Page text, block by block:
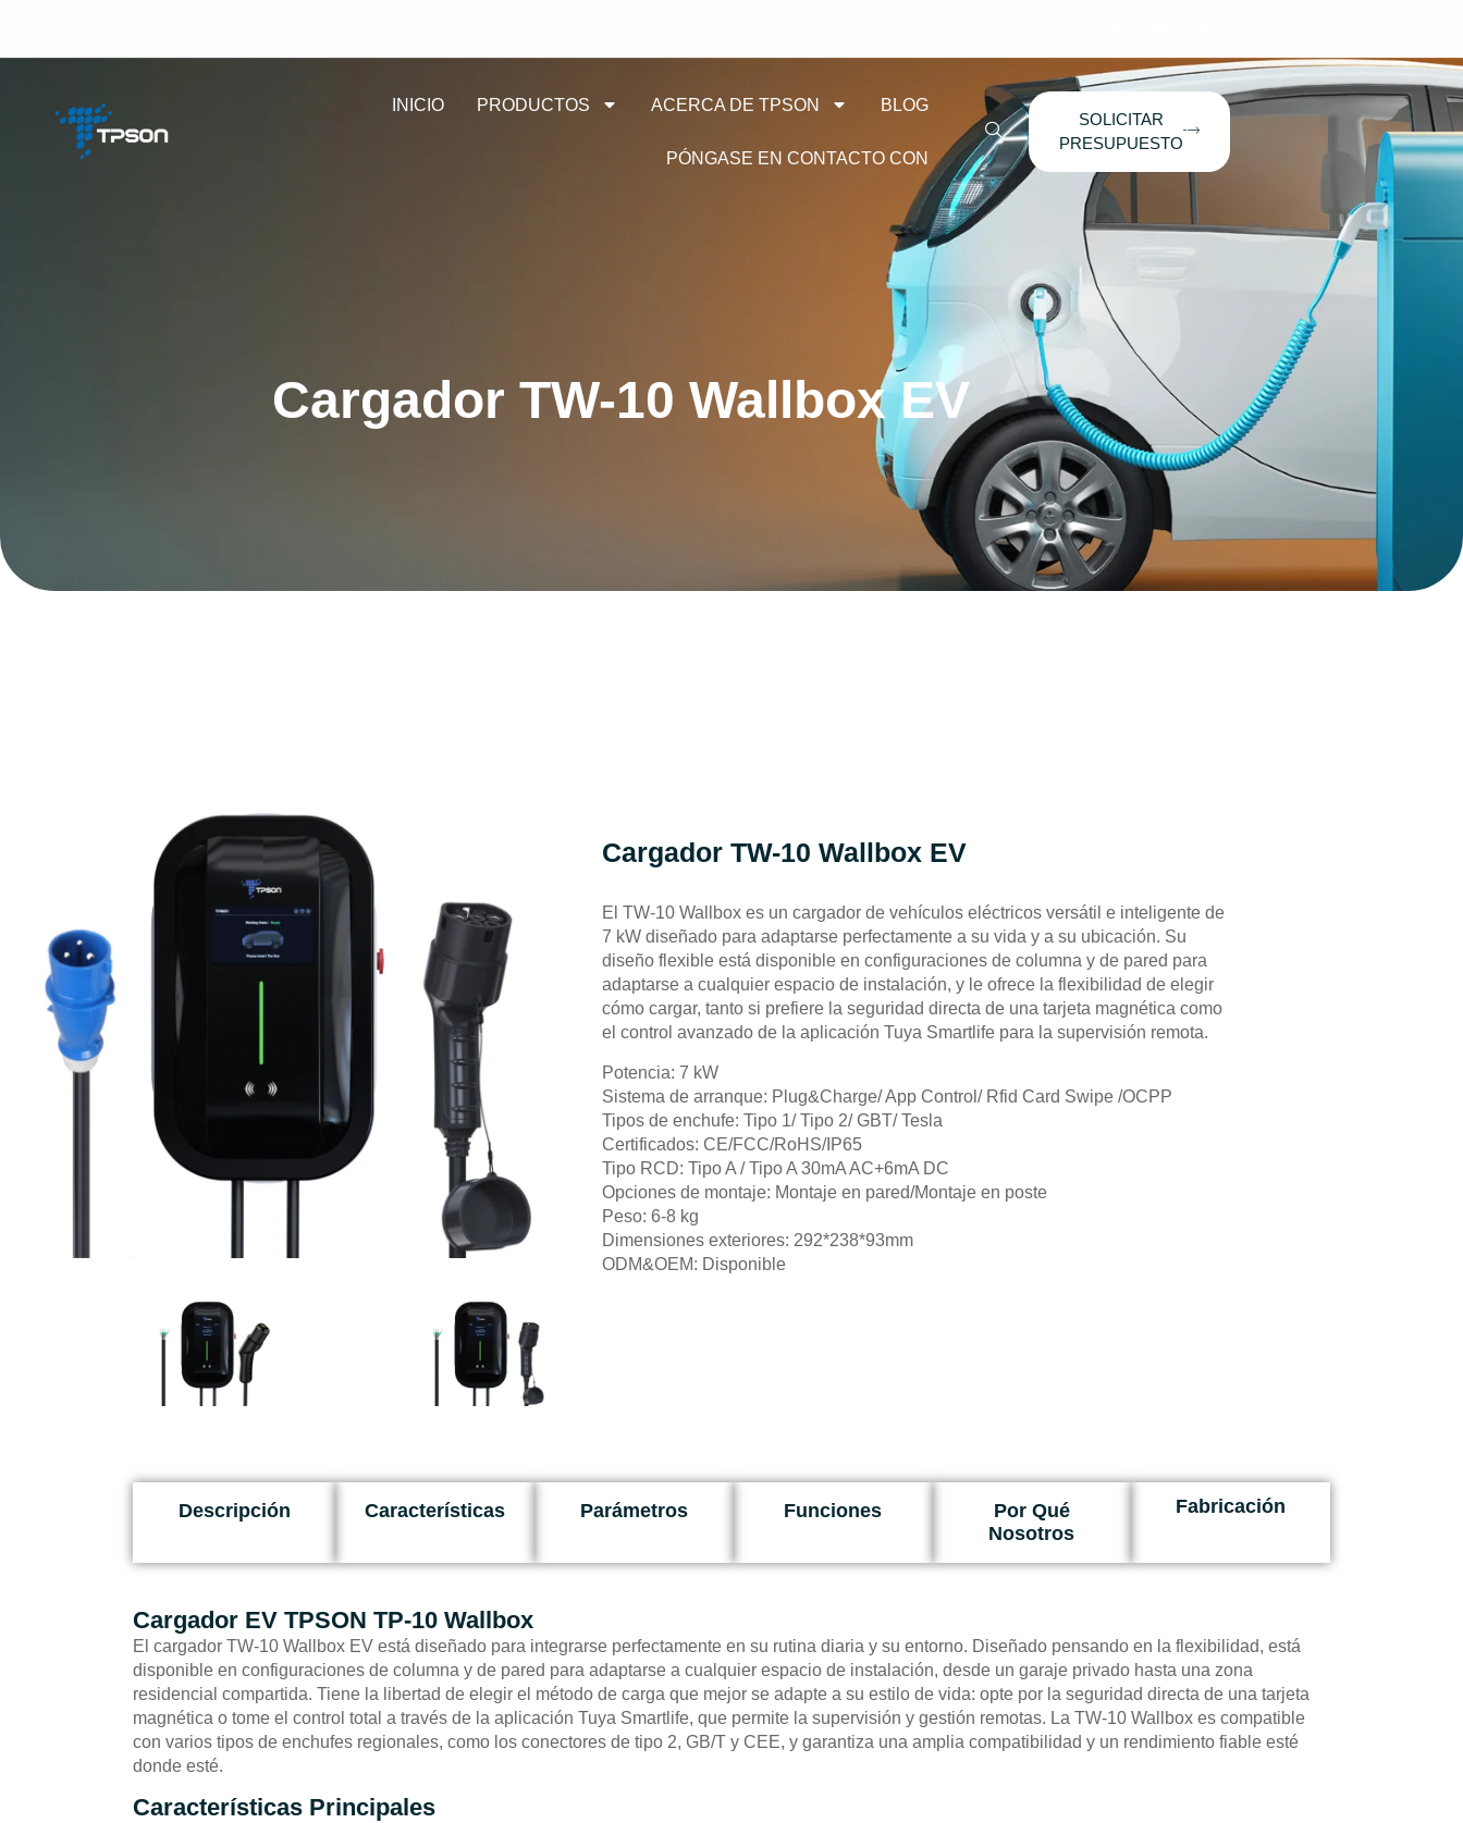
INICIO PRODUCTOS ACERCA DE TPSON BLOG
PÓNGASE EN CONTACTO CON
SOLICITAR
PRESUPUESTO
Cargador TW-10 Wallbox EV
Cargador TW-10 Wallbox EV
El TW-10 Wallbox es un cargador de vehículos eléctricos versátil e inteligente de
7 kW diseñado para adaptarse perfectamente a su vida y a su ubicación. Su
diseño flexible está disponible en configuraciones de columna y de pared para
adaptarse a cualquier espacio de instalación, y le ofrece la flexibilidad de elegir
cómo cargar, tanto si prefiere la seguridad directa de una tarjeta magnética como
el control avanzado de la aplicación Tuya Smartlife para la supervisión remota.
Potencia: 7 kW
Sistema de arranque: Plug&Charge/ App Control/ Rfid Card Swipe /OCPP
Tipos de enchufe: Tipo 1/ Tipo 2/ GBT/ Tesla
Certificados: CE/FCC/RoHS/IP65
Tipo RCD: Tipo A / Tipo A 30mA AC+6mA DC
Opciones de montaje: Montaje en pared/Montaje en poste
Peso: 6-8 kg
Dimensiones exteriores: 292*238*93mm
ODM&OEM: Disponible
Descripción Características Parámetros Funciones
Por Qué
Nosotros
Fabricación
Cargador EV TPSON TP-10 Wallbox
El cargador TW-10 Wallbox EV está diseñado para integrarse perfectamente en su rutina diaria y su entorno. Diseñado pensando en la flexibilidad, está
disponible en configuraciones de columna y de pared para adaptarse a cualquier espacio de instalación, desde un garaje privado hasta una zona
residencial compartida. Tiene la libertad de elegir el método de carga que mejor se adapte a su estilo de vida: opte por la seguridad directa de una tarjeta
magnética o tome el control total a través de la aplicación Tuya Smartlife, que permite la supervisión y gestión remotas. La TW-10 Wallbox es compatible
con varios tipos de enchufes regionales, como los conectores de tipo 2, GB/T y CEE, y garantiza una amplia compatibilidad y un rendimiento fiable esté
donde esté.
Características Principales